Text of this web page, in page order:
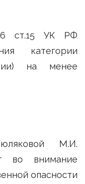
ст.15 УК РФ
категории
на менее
М.И.
во внимание
опасности